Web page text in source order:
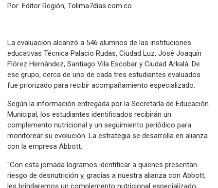
Por: Editor Región, Tolima7dias.com.co
La evaluación alcanzó a 546 alumnos de las instituciones
educativas Técnica Palacio Rudas, Ciudad Luz, José Joaquín
Flórez Hernández, Santiago Vila Escobar y Ciudad Arkalá. De
ese grupo, cerca de uno de cada tres estudiantes evaluados
fue priorizado para recibir acompañamiento especializado.
Según la información entregada por la Secretaría de Educación
Municipal, los estudiantes identificados recibirán un
complemento nutricional y un seguimiento periódico para
monitorear su evolución. La estrategia se desarrolla en alianza
con la empresa Abbott.
"Con esta jornada logramos identificar a quienes presentan
riesgo de desnutrición y, gracias a nuestra alianza con Abbott,
les brindaremos un complemento nutricional especializado,